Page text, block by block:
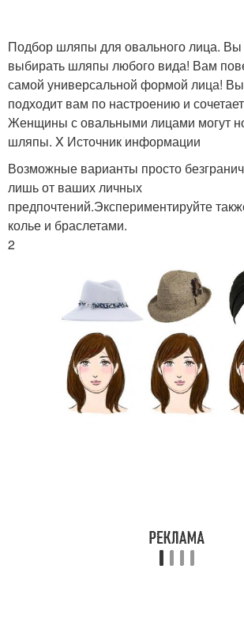
типа
Шляпы для круглой
формы
Убор в зависимости
Уборы для овального
лица
Уборы
Уборы для
прямоугольного лица
Уборы
Подбор шляпы для овального лица.
выбирать шляпы любого вида! Вам
самой универсальной формой лица!
подходит вам по настроению и
Женщины с овальными лицами могут
шляпы. X Источник информации
Возможные варианты просто
лишь от ваших личных
предпочтений.Экспериментируйте
колье и браслетами.
2